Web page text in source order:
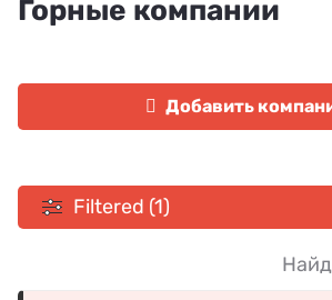
Горные компании
Добавить
Filtered (1)